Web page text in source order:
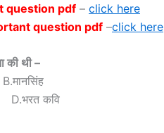
question pdf – click here
question pdf –click here
की थी –
कवि